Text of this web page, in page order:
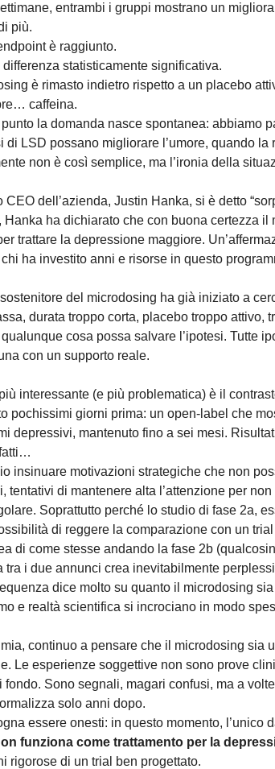
entrambi i gruppi mostrano un
più.
è raggiunto.
differenza statisticamente significativa.
è rimasto indietro rispetto a un placebo
caffeina.
la domanda nasce spontanea: abbiamo
di LSD possano migliorare l’umore, quando
non è così semplice, ma l’ironia della
CEO dell’azienda, Justin Hanka, si è detto
Hanka ha dichiarato che con buona certezza il
trattare la depressione maggiore.
ha investito anni e risorse in questo
del microdosing ha già iniziato a
durata troppo corta, placebo troppo attivo,
cosa possa salvare l’ipotesi. Tutte
con un supporto reale.
interessante (e più problematica) è il
pochissimi giorni prima: un open-label che
depressivi, mantenuto fino a sei mesi.
insinuare motivazioni strategiche che non
tentativi di mantenere alta l’attenzione per
Soprattutto perché lo studio di fase 2a,
di reggere la comparazione con un
di come stesse andando la fase 2b
tra i due annunci crea inevitabilmente
dice molto su quanto il microdosing
e realtà scientifica si incrociano in modo
continuo a pensare che il microdosing sia
Le esperienze soggettive non sono prove
fondo. Sono segnali, magari confusi, ma a
solo anni dopo.
essere onesti: in questo momento, l’unico
funziona come trattamento per la
rigorose di un trial ben progettato.